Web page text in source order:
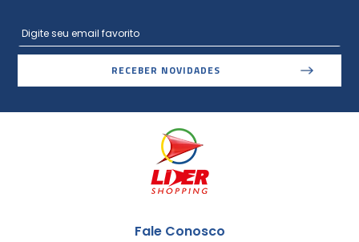
RECEBER NOVIDADES
Fale Conosco